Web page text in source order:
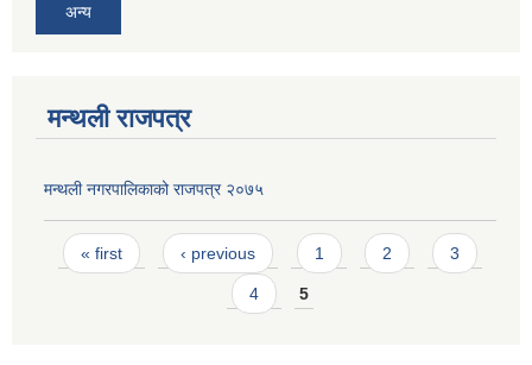
अन्य
मन्थली राजपत्र
मन्थली नगरपालिकाको राजपत्र २०७५
Pages
« first ‹ previous 1 2 3
4 5